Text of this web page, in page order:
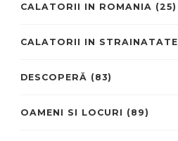
CALATORII IN ROMANIA (25)
CALATORII IN STRAINATATE
DESCOPERĂ (83)
OAMENI SI LOCURI (89)